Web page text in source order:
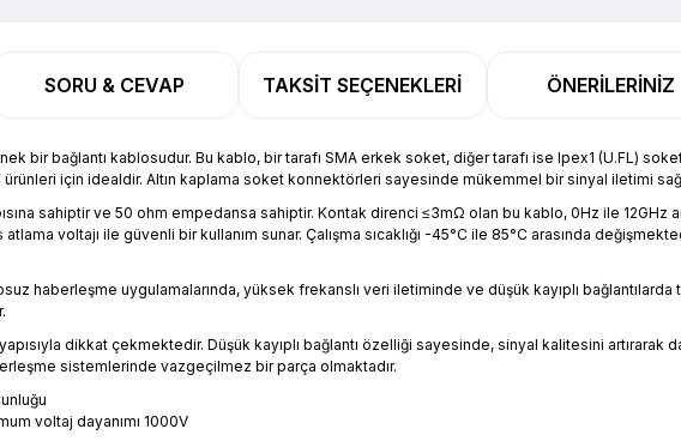
SORU & CEVAP TAKSIT SEÇENEKLERI ÖNERILERINIZ
bir bağlantı kablosudur. Bu kablo, bir tarafı SMA erkek soket, diğer tarafı ise Ipex1 (U.FL)
ürünleri için idealdir. Altın kaplama soket konnektörleri sayesinde mükemmel bir sinyal iletimi
sahiptir ve 50 ohm empedansa sahiptir. Kontak direnci ≤3mΩ olan bu kablo, 0Hz ile 12GHz
voltajı ile güvenli bir kullanım sunar. Çalışma sıcaklığı -45°C ile 85°C arasında
haberleşme uygulamalarında, yüksek frekanslı veri iletiminde ve düşük kayıplı
dikkat çekmektedir. Düşük kayıplı bağlantı özelliği sayesinde, sinyal kalitesini artırarak
sistemlerinde vazgeçilmez bir parça olmaktadır.
voltaj dayanımı 1000V